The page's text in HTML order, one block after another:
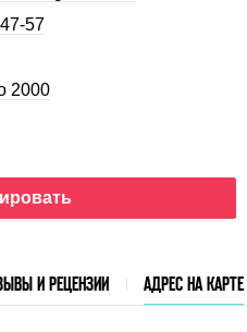
57
2000
И РЕЦЕНЗИИ АДРЕС НА КАРТЕ